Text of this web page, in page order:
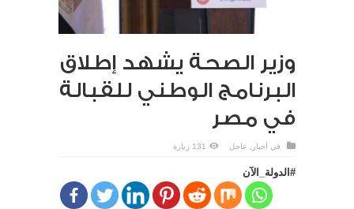
وزير الصحة يشهد إطلاق
البرنامج الوطني للقبالة
في مصر
في أخبار عاجل 131 زيارة
#الدولة_الآن